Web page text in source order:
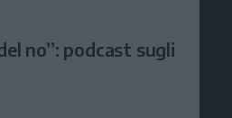
no”: podcast sugli